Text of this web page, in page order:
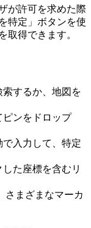
が許可を求めた際
特定」ボタンを使
取得できます。
するか、地図を
ンをドロップ
入力して、特定
た座標を含むリ
さまざまなマーカ